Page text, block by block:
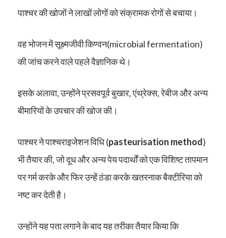
पाश्चर की खोजों ने लाखों लोगों को संक्रामक रोगों से बचाया।
वह भोजन में सूक्ष्मजीवी किण्वन(microbial fermentation)
की जांच करने वाले पहले वैज्ञानिक थे।
इसके अलावा, उन्होंने प्रसवपूर्व बुखार, एंथ्रेक्स, रेबीज और अन्य
बीमारियों के उपचार की खोज की।
पाश्चर ने पाश्चराइजेशन विधि (pasteurisation method)
भी तैयार की, जो दूध और अन्य पेय पदार्थों को एक विशिष्ट तापमान
पर गर्म करके और फिर उन्हें ठंडा करके खतरनाक बैक्टीरिया को
नष्ट कर देती है।
उन्होंने यह पता लगाने के बाद यह तरीका तैयार किया कि